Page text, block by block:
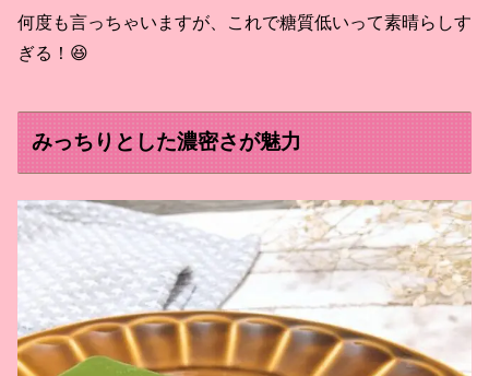
何度も言っちゃいますが、これで糖質低いって素晴らしす
ぎる！😆
みっちりとした濃密さが魅力